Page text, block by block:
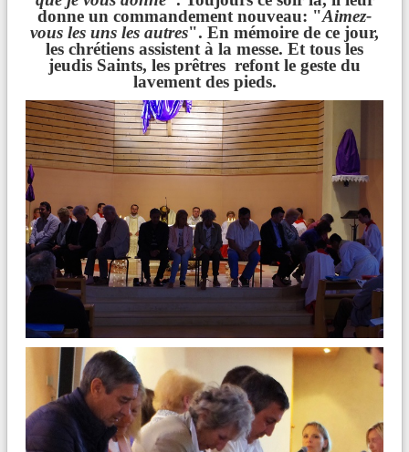
donne un commandement nouveau: "Aimez-
vous les uns les autres". En mémoire de ce jour,
les chrétiens assistent à la messe. Et tous les
jeudis Saints, les prêtres refont le geste du
lavement des pieds.